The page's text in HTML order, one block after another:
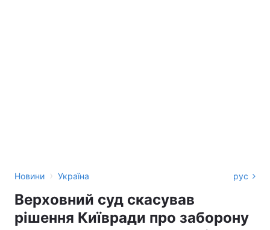
Новини › Україна рус
Верховний суд скасував
рішення Київради про заборону